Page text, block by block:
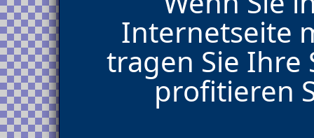
Internetseite
tragen Sie Ihre
profitieren